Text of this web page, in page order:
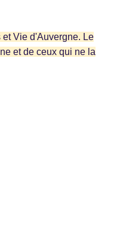
d'Auvergne. Le
et de ceux qui ne la